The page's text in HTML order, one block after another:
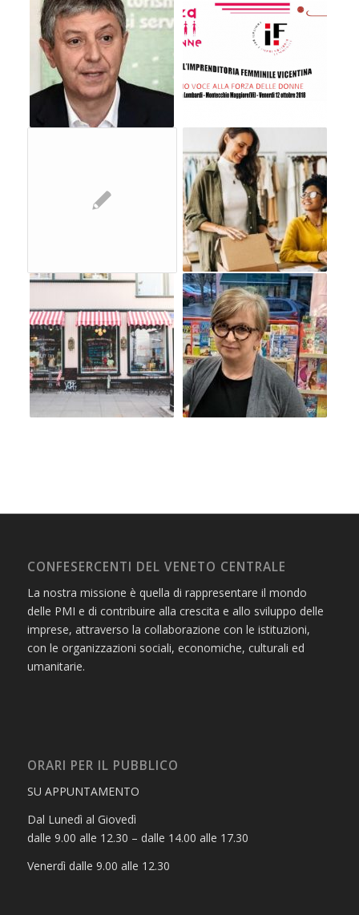
CONFESERCENTI DEL VENETO CENTRALE
La nostra missione è quella di rappresentare il mondo
delle PMI e di contribuire alla crescita e allo sviluppo delle
imprese, attraverso la collaborazione con le istituzioni,
con le organizzazioni sociali, economiche, culturali ed
umanitarie.
ORARI PER IL PUBBLICO
SU APPUNTAMENTO
Dal Lunedì al Giovedì
dalle 9.00 alle 12.30 – dalle 14.00 alle 17.30
Venerdì dalle 9.00 alle 12.30